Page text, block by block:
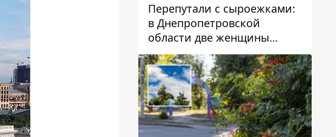
Перепутали с сыроежками:
в Днепропетровской
области две женщины
отравились грибами